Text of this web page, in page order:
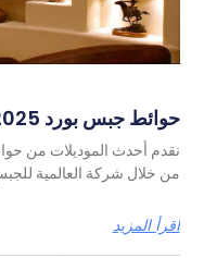
بورد 2025 للتلفزيون و المكتبات
شركة العالمية للجبس
المزيد